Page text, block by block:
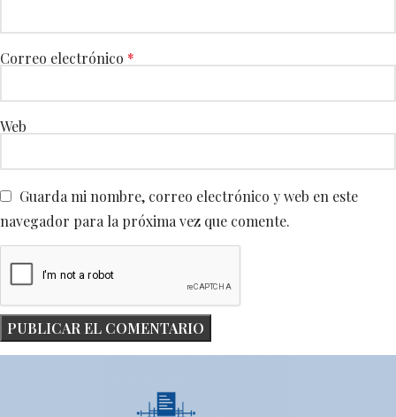
Correo electrónico *
Web
Guarda mi nombre, correo electrónico y web en este
navegador para la próxima vez que comente.